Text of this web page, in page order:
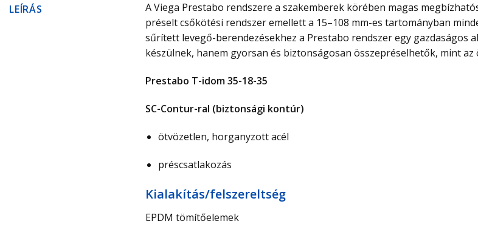
LEÍRÁS
A Viega Prestabo rendszere a szakemberek körében magas
préselt csőkötési rendszer emellett a 15–108 mm-es tartományban
sűrített levegő-berendezésekhez a Prestabo rendszer egy gazdaságos
készülnek, hanem gyorsan és biztonságosan összepréselhetők, mint
Prestabo T-idom 35-18-35
SC-Contur-ral (biztonsági kontúr)
ötvözetlen, horganyzott acél
préscsatlakozás
Ki­ala­kí­tás/­fel­sze­relt­ség
EPDM tömítőelemek